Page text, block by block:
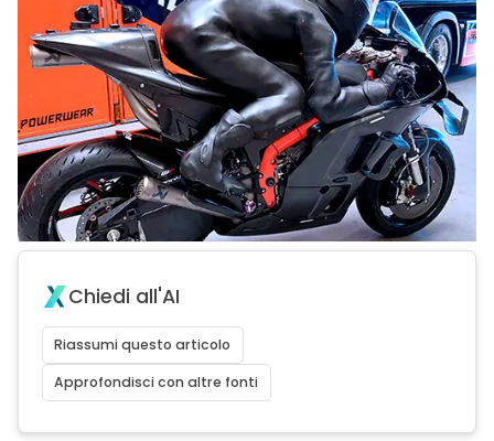
Chiedi all'AI
Riassumi questo articolo
Approfondisci con altre fonti